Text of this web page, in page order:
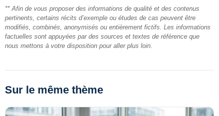
** Afin de vous proposer des informations de qualité et des contenus
pertinents, certains récits d’exemple ou études de cas peuvent être
modifiés, combinés, anonymisés ou entièrement fictifs. Les informations
factuelles sont appuyées par des sources et textes de référence que
nous mettons à votre disposition pour aller plus loin.
Sur le même thème